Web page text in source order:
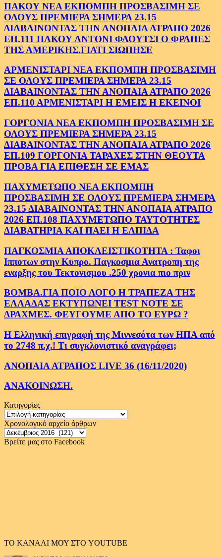
ΠΑΚΟΥ ΝΕΑ ΕΚΠΟΜΠΗ ΠΡΟΣΒΑΣΙΜΗ ΣΕ
ΟΛΟΥΣ ΠΡΕΜΙΕΡΑ ΣΗΜΕΡΑ 23.15
ΔΙΑΒΑΙΝΟΝΤΑΣ ΤΗΝ ΑΝΟΠΑΙΑ ΑΤΡΑΠΟ 2026
ΕΠ.111 ΠΑΚΟΥ ΑΝΤΟΝΙ ΦΑΟΥΤΣΙ Ο ΦΡΑΠΕΣ
ΤΗΣ ΑΜΕΡΙΚΗΣ.ΓΙΑΤΙ ΣΙΩΠΗΣΕ
ΑΡΜΕΝΙΣΤΑΡΙ ΝΕΑ ΕΚΠΟΜΠΗ ΠΡΟΣΒΑΣΙΜΗ
ΣΕ ΟΛΟΥΣ ΠΡΕΜΙΕΡΑ ΣΗΜΕΡΑ 23.15
ΔΙΑΒΑΙΝΟΝΤΑΣ ΤΗΝ ΑΝΟΠΑΙΑ ΑΤΡΑΠΟ 2026
ΕΠ.110 ΑΡΜΕΝΙΣΤΑΡΙ Η ΕΜΕΙΣ Η ΕΚΕΙΝΟΙ
ΓΟΡΓΟΝΙΑ ΝΕΑ ΕΚΠΟΜΠΗ ΠΡΟΣΒΑΣΙΜΗ ΣΕ
ΟΛΟΥΣ ΠΡΕΜΙΕΡΑ ΣΗΜΕΡΑ 23.15
ΔΙΑΒΑΙΝΟΝΤΑΣ ΤΗΝ ΑΝΟΠΑΙΑ ΑΤΡΑΠΟ 2026
ΕΠ.109 ΓΟΡΓΟΝΙΑ ΤΑΡΑΧΕΣ ΣΤΗΝ ΘΕΟΥΤΑ
ΠΡΟΒΑ ΓΙΑ ΕΠΙΘΕΣΗ ΣΕ ΕΜΑΣ
ΠΑΧΥΜΕΤΩΠΟ ΝΕΑ ΕΚΠΟΜΠΗ
ΠΡΟΣΒΑΣΙΜΗ ΣΕ ΟΛΟΥΣ ΠΡΕΜΙΕΡΑ ΣΗΜΕΡΑ
23.15 ΔΙΑΒΑΙΝΟΝΤΑΣ ΤΗΝ ΑΝΟΠΑΙΑ ΑΤΡΑΠΟ
2026 ΕΠ.108 ΠΑΧΥΜΕΤΩΠΟ ΤΑΥΤΟΤΗΤΕΣ
ΔΙΑΒΑΤΗΡΙΑ ΚΑΙ ΠΑΕΙ Η ΕΛΠΙΔΑ
ΠΑΓΚΟΣΜΙΑ ΑΠΟΚΛΕΙΣΤΙΚΟΤΗΤΑ : Ταφοι
Ιπποτων στην Κυπρο. Παγκοσμια Ανατροπη της
εναρξης του Τεκτονισμου .250 χρονια πιο πριν
ΒΟΜΒΑ.ΓΙΑ ΠΟΙΟ ΛΟΓΟ Η ΤΡΑΠΕΖΑ ΤΗΣ
ΕΛΛΑΔΑΣ ΕΚΤΥΠΩΝΕΙ TEST NOTE ΣΕ
ΔΡΑΧΜΕΣ. ΦΕΥΓΟΥΜΕ ΑΠΟ ΤΟ ΕΥΡΩ ?
Η Ελληνική επιγραφή της Μιννεσότα των ΗΠΑ από
το 2748 π.χ.! Τι συγκλονιστικό αναγράφει;
ΑΝΟΠΑΙΑ ΑΤΡΑΠΟΣ LIVE 36 (16/11/2020)
ΑΝΑΚΟΙΝΩΣΗ.
Κατηγορίες
Κατηγορίες
Χρονολογικό αρχείο άρθρων
Χρονολογικό
αρχείο
Βρείτε μας στο Facebook
ΤΟ ΚΑΝΑΛΙ ΜΟΥ ΣΤΟ YOUTUBE